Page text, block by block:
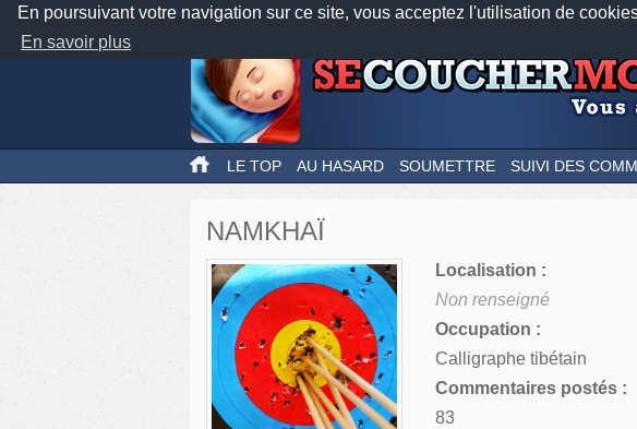
En poursuivant votre navigation sur ce site, vous acceptez l'utilisation de
En savoir plus
Nos
LE TOP AU HASARD SOUMETTRE SUIVI DES
NAMKHAÏ
Localisation :
Non renseigné
Occupation :
Calligraphe tibétain
Commentaires postés :
83